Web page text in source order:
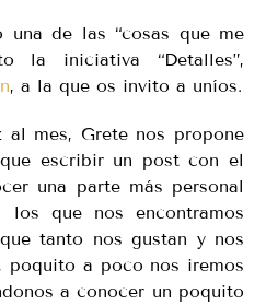
una de las “cosas que me
la iniciativa “Detalles”,
, a la que os invito a uníos.
al mes, Grete nos propone
escribir un post con el
una parte más personal
que nos encontramos
tanto nos gustan y nos
poquito a poco nos iremos
a conocer un poquito